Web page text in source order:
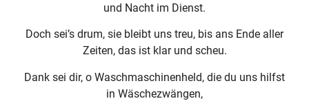
und Nacht im Dienst.
Doch sei’s drum, sie bleibt uns treu, bis ans Ende aller
Zeiten, das ist klar und scheu.
Dank sei dir, o Waschmaschinenheld, die du uns hilfst
in Wäschezwängen,